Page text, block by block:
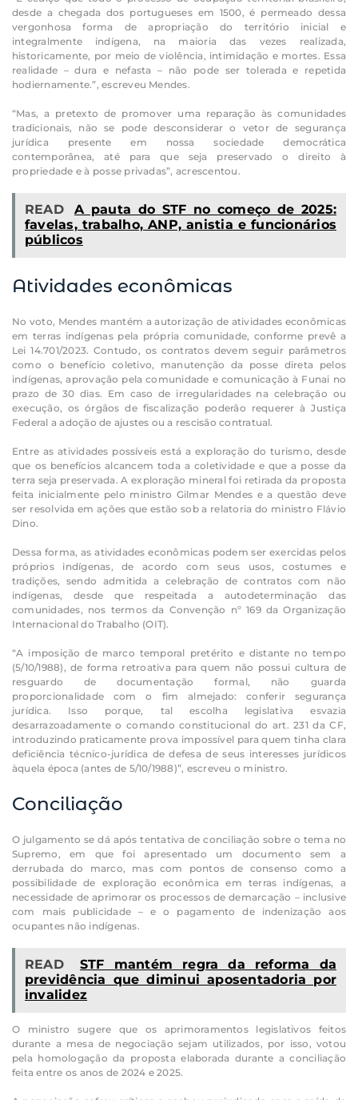
desde a chegada dos portugueses em 1500, é permeado dessa
vergonhosa forma de apropriação do território inicial e
integralmente indígena, na maioria das vezes realizada,
historicamente, por meio de violência, intimidação e mortes. Essa
realidade – dura e nefasta – não pode ser tolerada e repetida
hodiernamente.”, escreveu Mendes.
“Mas, a pretexto de promover uma reparação às comunidades
tradicionais, não se pode desconsiderar o vetor de segurança
jurídica presente em nossa sociedade democrática
contemporânea, até para que seja preservado o direito à
propriedade e à posse privadas”, acrescentou.
READ
A pauta do STF no começo de 2025:
favelas, trabalho, ANP, anistia e funcionários
públicos
Atividades econômicas
No voto, Mendes mantém a autorização de atividades econômicas
em terras indígenas pela própria comunidade, conforme prevê a
Lei 14.701/2023. Contudo, os contratos devem seguir parâmetros
como o benefício coletivo, manutenção da posse direta pelos
indígenas, aprovação pela comunidade e comunicação à Funai no
prazo de 30 dias. Em caso de irregularidades na celebração ou
execução, os órgãos de fiscalização poderão requerer à Justiça
Federal a adoção de ajustes ou a rescisão contratual.
Entre as atividades possíveis está a exploração do turismo, desde
que os benefícios alcancem toda a coletividade e que a posse da
terra seja preservada. A exploração mineral foi retirada da proposta
feita inicialmente pelo ministro Gilmar Mendes e a questão deve
ser resolvida em ações que estão sob a relatoria do ministro Flávio
Dino.
Dessa forma, as atividades econômicas podem ser exercidas pelos
próprios indígenas, de acordo com seus usos, costumes e
tradições, sendo admitida a celebração de contratos com não
indígenas, desde que respeitada a autodeterminação das
comunidades, nos termos da Convenção nº 169 da Organização
Internacional do Trabalho (OIT).
“A imposição de marco temporal pretérito e distante no tempo
(5/10/1988), de forma retroativa para quem não possui cultura de
resguardo de documentação formal, não guarda
proporcionalidade com o fim almejado: conferir segurança
jurídica. Isso porque, tal escolha legislativa esvazia
desarrazoadamente o comando constitucional do art. 231 da CF,
introduzindo praticamente prova impossível para quem tinha clara
deficiência técnico-jurídica de defesa de seus interesses jurídicos
àquela época (antes de 5/10/1988)”, escreveu o ministro.
Conciliação
O julgamento se dá após tentativa de conciliação sobre o tema no
Supremo, em que foi apresentado um documento sem a
derrubada do marco, mas com pontos de consenso como a
possibilidade de exploração econômica em terras indígenas, a
necessidade de aprimorar os processos de demarcação – inclusive
com mais publicidade – e o pagamento de indenização aos
ocupantes não indígenas.
READ
STF mantém regra da reforma da
previdência que diminui aposentadoria por
invalidez
O ministro sugere que os aprimoramentos legislativos feitos
durante a mesa de negociação sejam utilizados, por isso, votou
pela homologação da proposta elaborada durante a conciliação
feita entre os anos de 2024 e 2025.